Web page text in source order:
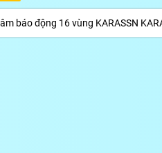
báo động 16 vùng KARASSN